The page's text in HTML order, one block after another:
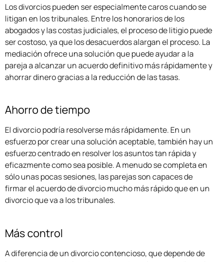
Los divorcios pueden ser especialmente caros cuando se
litigan en los tribunales. Entre los honorarios de los
abogados y las costas judiciales, el proceso de litigio puede
ser costoso, ya que los desacuerdos alargan el proceso. La
mediación ofrece una solución que puede ayudar a la
pareja a alcanzar un acuerdo definitivo más rápidamente y
ahorrar dinero gracias a la reducción de las tasas.
Ahorro de tiempo
El divorcio podría resolverse más rápidamente. En un
esfuerzo por crear una solución aceptable, también hay un
esfuerzo centrado en resolver los asuntos tan rápida y
eficazmente como sea posible. A menudo se completa en
sólo unas pocas sesiones, las parejas son capaces de
firmar el acuerdo de divorcio mucho más rápido que en un
divorcio que va a los tribunales.
Más control
A diferencia de un divorcio contencioso, que depende de